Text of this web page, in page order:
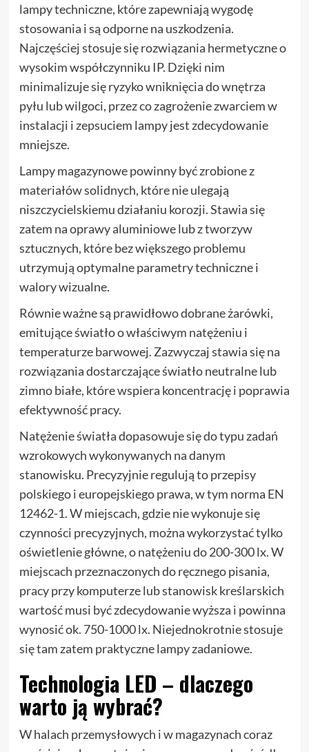
lampy techniczne, które zapewniają wygodę
stosowania i są odporne na uszkodzenia.
Najczęściej stosuje się rozwiązania hermetyczne o
wysokim współczynniku IP. Dzięki nim
minimalizuje się ryzyko wniknięcia do wnętrza
pyłu lub wilgoci, przez co zagrożenie zwarciem w
instalacji i zepsuciem lampy jest zdecydowanie
mniejsze.
Lampy magazynowe powinny być zrobione z
materiałów solidnych, które nie ulegają
niszczycielskiemu działaniu korozji. Stawia się
zatem na oprawy aluminiowe lub z tworzyw
sztucznych, które bez większego problemu
utrzymują optymalne parametry techniczne i
walory wizualne.
Równie ważne są prawidłowo dobrane żarówki,
emitujące światło o właściwym natężeniu i
temperaturze barwowej. Zazwyczaj stawia się na
rozwiązania dostarczające światło neutralne lub
zimno białe, które wspiera koncentrację i poprawia
efektywność pracy.
Natężenie światła dopasowuje się do typu zadań
wzrokowych wykonywanych na danym
stanowisku. Precyzyjnie regulują to przepisy
polskiego i europejskiego prawa, w tym norma EN
12462-1. W miejscach, gdzie nie wykonuje się
czynności precyzyjnych, można wykorzystać tylko
oświetlenie główne, o natężeniu do 200-300 lx. W
miejscach przeznaczonych do ręcznego pisania,
pracy przy komputerze lub stanowisk kreślarskich
wartość musi być zdecydowanie wyższa i powinna
wynosić ok. 750-1000 lx. Niejednokrotnie stosuje
się tam zatem praktyczne lampy zadaniowe.
Technologia LED – dlaczego
warto ją wybrać?
W halach przemysłowych i w magazynach coraz